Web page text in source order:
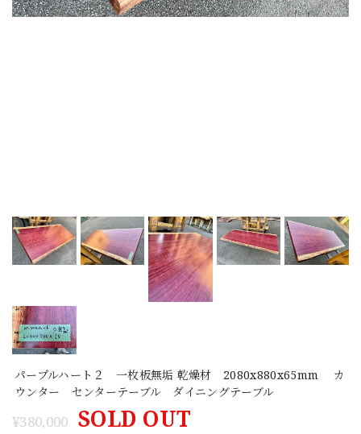
パープルハート２ 一枚板無垢 乾燥材 2080x880x65mm カ
ウンター センターテーブル ダイニングテーブル
¥380,000 SOLD OUT